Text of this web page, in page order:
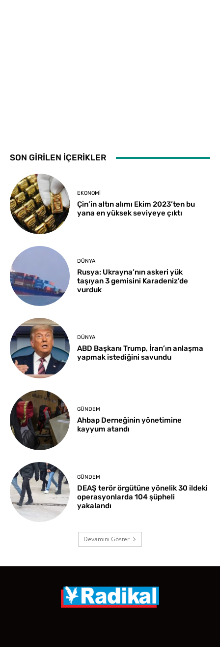
SON GİRİLEN İÇERİKLER
EKONOMI
Çin’in altın alımı Ekim 2023’ten bu
yana en yüksek seviyeye çıktı
DÜNYA
Rusya: Ukrayna’nın askeri yük
taşıyan 3 gemisini Karadeniz’de
vurduk
DÜNYA
ABD Başkanı Trump, İran’ın anlaşma
yapmak istediğini savundu
GÜNDEM
Ahbap Derneğinin yönetimine
kayyum atandı
GÜNDEM
DEAŞ terör örgütüne yönelik 30 ildeki
operasyonlarda 104 şüpheli
yakalandı
Devamını Göster